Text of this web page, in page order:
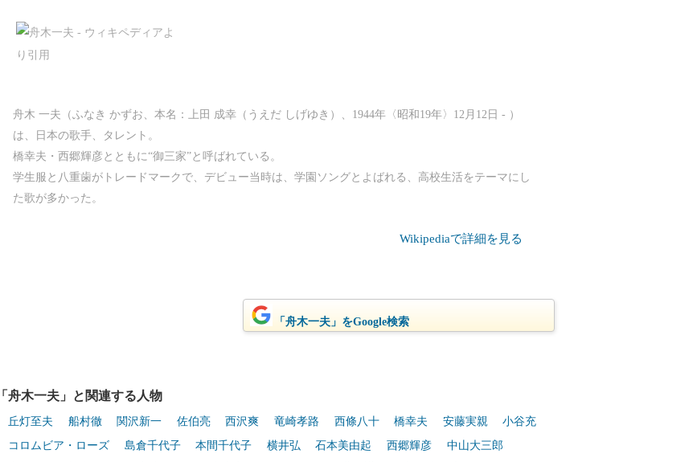
舟木 一夫（ふなき かずお、本名：上田 成幸（うえだ しげゆき）、1944年〈昭和19年〉12月12日 - ）
は、日本の歌手、タレント。
橋幸夫・西郷輝彦とともに“御三家”と呼ばれている。
学生服と八重歯がトレードマークで、デビュー当時は、学園ソングとよばれる、高校生活をテーマにし
た歌が多かった。
Wikipediaで詳細を見る
「舟木一夫」をGoogle検索
「舟木一夫」と関連する人物
丘灯至夫 船村徹 関沢新一 佐伯亮 西沢爽 竜崎孝路 西條八十 橋幸夫 安藤実親
小谷充
コロムビア・ローズ
島倉千代子 本間千代子 横井弘 石本美由起 西郷輝彦
中山大三郎